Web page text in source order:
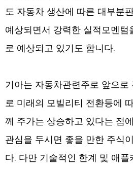
도 자동차 생산에 따른 대부분
예상되면서 강력한 실적모멘
로 예상되고 있기도 합니다.
기아는 자동차관련주로 앞으
로 미래의 모빌리티 전환등에
께 주가는 상승하고 있다는 점
관심을 두시면 좋을 만한 주식
다. 다만 기술적인 한계 및 애